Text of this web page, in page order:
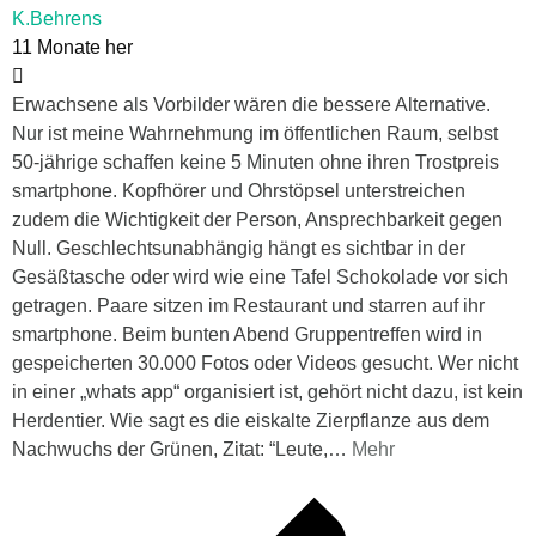
K.Behrens
11 Monate her
Erwachsene als Vorbilder wären die bessere Alternative.
Nur ist meine Wahrnehmung im öffentlichen Raum, selbst
50-jährige schaffen keine 5 Minuten ohne ihren Trostpreis
smartphone. Kopfhörer und Ohrstöpsel unterstreichen
zudem die Wichtigkeit der Person, Ansprechbarkeit gegen
Null. Geschlechtsunabhängig hängt es sichtbar in der
Gesäßtasche oder wird wie eine Tafel Schokolade vor sich
getragen. Paare sitzen im Restaurant und starren auf ihr
smartphone. Beim bunten Abend Gruppentreffen wird in
gespeicherten 30.000 Fotos oder Videos gesucht. Wer nicht
in einer „whats app“ organisiert ist, gehört nicht dazu, ist kein
Herdentier. Wie sagt es die eiskalte Zierpflanze aus dem
Nachwuchs der Grünen, Zitat: “Leute,… Mehr